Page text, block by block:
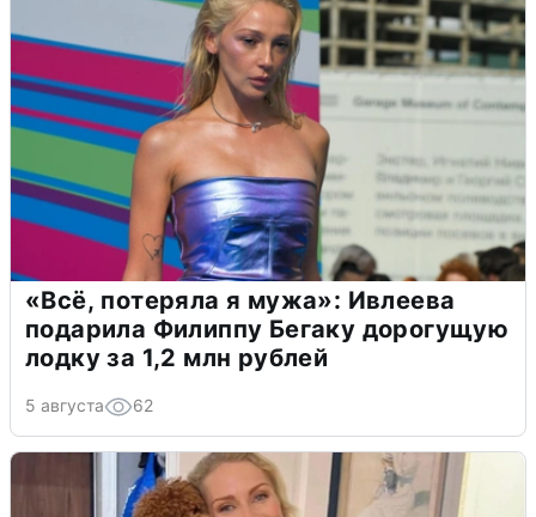
«Всё, потеряла я мужа»: Ивлеева
подарила Филиппу Бегаку дорогущую
лодку за 1,2 млн рублей
5 августа 62